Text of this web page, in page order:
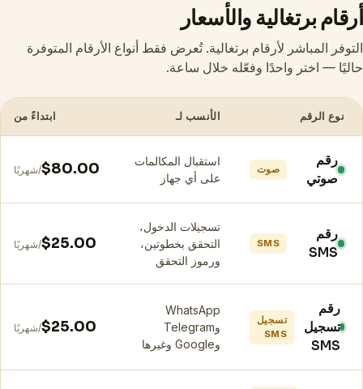
أرقام برتغالية والأسعار
التوفر المباشر لأرقام برتغالية. تُعرض فقط أنواع الأرقام المتوفرة
حاليًا — اختر واحدًا وفعّله خلال ساعة.
نوع الرقم الأنسب لـ ابتداءً من
رقم
صوتي
صوت
استقبال المكالمات
على أي جهاز
$80.00/شهريًا
رقم
SMS
SMS
تسجيلات الدخول،
التحقق بخطوتين،
ورموز التحقق
$25.00/شهريًا
رقم
تسجيل
SMS
تسجيل
SMS
WhatsApp
وTelegram
وGoogle وغيرها
$25.00/شهريًا